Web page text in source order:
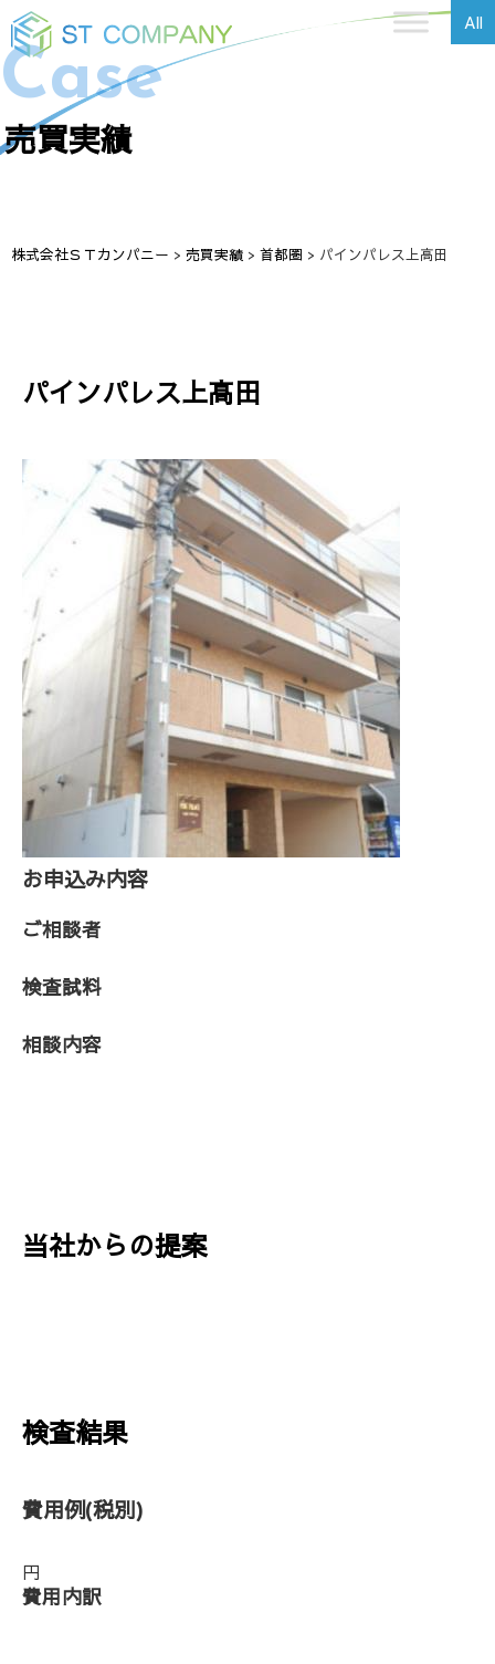
All
Case
売買実績
株式会社ＳＴカンパニー > 売買実績 > 首都圏 > パインパレス上高田
パインパレス上高田
お申込み内容
ご相談者
検査試料
相談内容
当社からの提案
検査結果
費用例(税別)
円
費用内訳